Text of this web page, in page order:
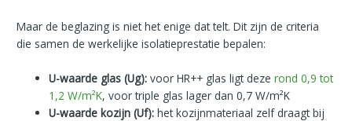
Maar de beglazing is niet het enige dat telt. Dit zijn de criteria
die samen de werkelijke isolatieprestatie bepalen:
U-waarde glas (Ug): voor HR++ glas ligt dezerond 0,9 tot
1,2 W/m²K, voor triple glas lager dan 0,7 W/m²K
U-waarde kozijn (Uf): het kozijnmateriaal zelf draagt bij